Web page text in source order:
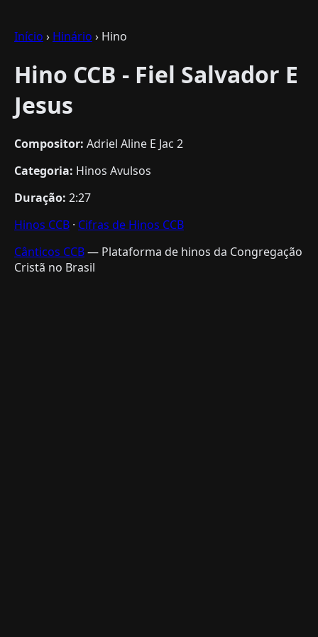
Início › Hinário › Hino
Hino CCB - Fiel Salvador E
Jesus
Compositor: Adriel Aline E Jac 2
Categoria: Hinos Avulsos
Duração: 2:27
Hinos CCB · Cifras de Hinos CCB
Cânticos CCB— Plataforma de hinos da Congregação
Cristã no Brasil